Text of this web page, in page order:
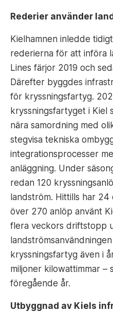
Rederier använder
Kielhamnen inledde
rederierna för att införa
Lines färjor 2019 och
Därefter byggdes
för kryssningsfartyg.
kryssningsfartyget i Kiel
nära samordning med
stegvisa tekniska
integrationsprocesser
anläggning. Under
redan 120
landström. Hittills har
över 270 anlöp använt
flera veckors driftstopp
kryssningsfartyg även i
miljoner kilowattimmar –
föregående år.
Utbyggnad av Kiels